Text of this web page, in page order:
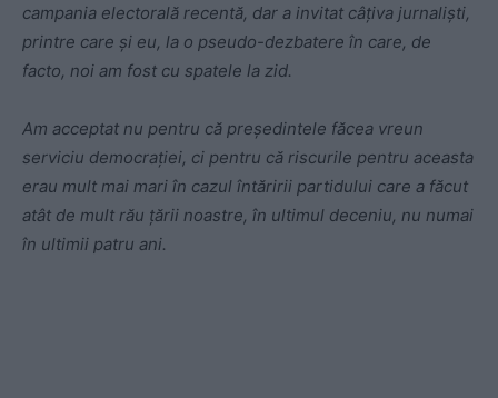
campania electorală recentă, dar a invitat câțiva jurnaliști,
printre care și eu, la o pseudo-dezbatere în care, de
facto, noi am fost cu spatele la zid.
Am acceptat nu pentru că președintele făcea vreun
serviciu democrației, ci pentru că riscurile pentru aceasta
erau mult mai mari în cazul întăririi partidului care a făcut
atât de mult rău țării noastre, în ultimul deceniu, nu numai
în ultimii patru ani.